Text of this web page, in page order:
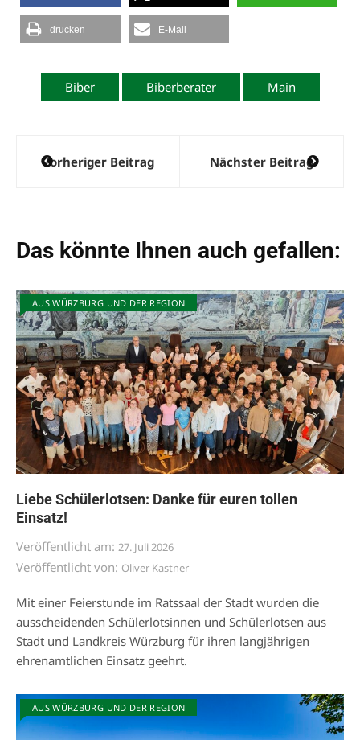
drucken E-Mail
Biber Biberberater Main
Beitragsnavigation
Vorheriger Beitrag Nächster Beitrag
Das könnte Ihnen auch gefallen:
AUS WÜRZBURG UND DER REGION
Liebe Schülerlotsen: Danke für euren tollen
Einsatz!
Veröffentlicht am: 27. Juli 2026
Veröffentlicht von: Oliver Kastner
Mit einer Feierstunde im Ratssaal der Stadt wurden die
ausscheidenden Schülerlotsinnen und Schülerlotsen aus
Stadt und Landkreis Würzburg für ihren langjährigen
ehrenamtlichen Einsatz geehrt.
AUS WÜRZBURG UND DER REGION